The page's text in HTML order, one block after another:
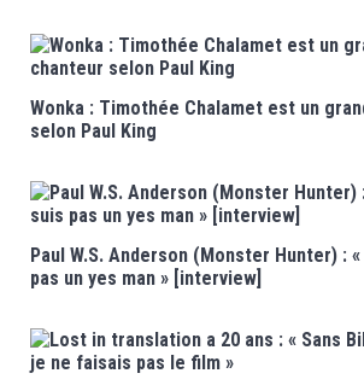
Wonka : Timothée Chalamet est un
selon Paul King
Paul W.S. Anderson (Monster Hunter) :
pas un yes man » [interview]